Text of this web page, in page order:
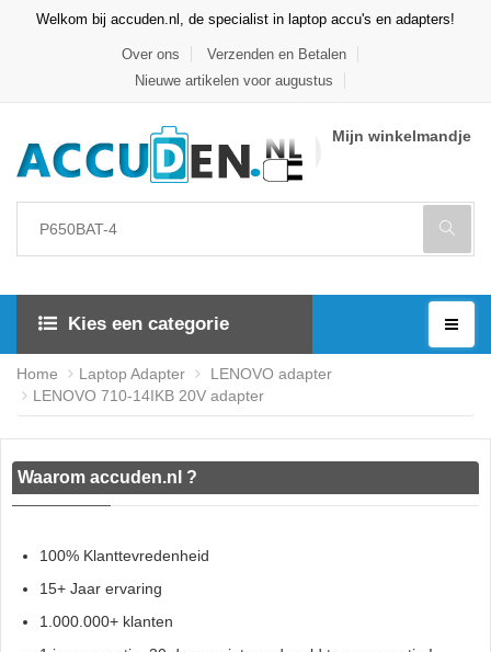
Welkom bij accuden.nl, de specialist in laptop accu's en adapters!
Over ons
Verzenden en Betalen
Nieuwe artikelen voor augustus
Mijn winkelmandje
Kies een categorie
Home Laptop Adapter
LENOVO adapter
LENOVO 710-14IKB 20V adapter
Waarom accuden.nl ?
100% Klanttevredenheid
15+ Jaar ervaring
1.000.000+ klanten